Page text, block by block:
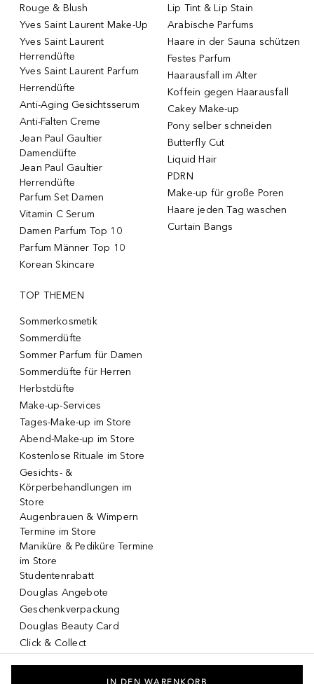
Rouge & Blush
Yves Saint Laurent Make-Up
Yves Saint Laurent
Herrendüfte
Yves Saint Laurent Parfum
Herrendüfte
Anti-Aging Gesichtsserum
Anti-Falten Creme
Jean Paul Gaultier
Damendüfte
Jean Paul Gaultier
Herrendüfte
Parfum Set Damen
Vitamin C Serum
Damen Parfum Top 10
Parfum Männer Top 10
Korean Skincare
Lip Tint & Lip Stain
Arabische Parfums
Haare in der Sauna schützen
Festes Parfum
Haarausfall im Alter
Koffein gegen Haarausfall
Cakey Make-up
Pony selber schneiden
Butterfly Cut
Liquid Hair
PDRN
Make-up für große Poren
Haare jeden Tag waschen
Curtain Bangs
TOP THEMEN
Sommerkosmetik
Sommerdüfte
Sommer Parfum für Damen
Sommerdüfte für Herren
Herbstdüfte
Make-up-Services
Tages-Make-up im Store
Abend-Make-up im Store
Kostenlose Rituale im Store
Gesichts- &
Körperbehandlungen im
Store
Augenbrauen & Wimpern
Termine im Store
Maniküre & Pediküre Termine
im Store
Studentenrabatt
Douglas Angebote
Geschenkverpackung
Douglas Beauty Card
Click & Collect
IN DEN WARENKORB